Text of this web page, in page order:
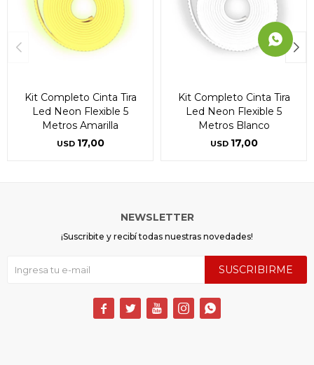
Kit Completo Cinta Tira
Led Neon Flexible 5
Metros Amarilla
USD 17,00
Kit Completo Cinta Tira
Led Neon Flexible 5
Metros Blanco
USD 17,00
NEWSLETTER
¡Suscribite y recibí todas nuestras novedades!
SUSCRIBIRME
    